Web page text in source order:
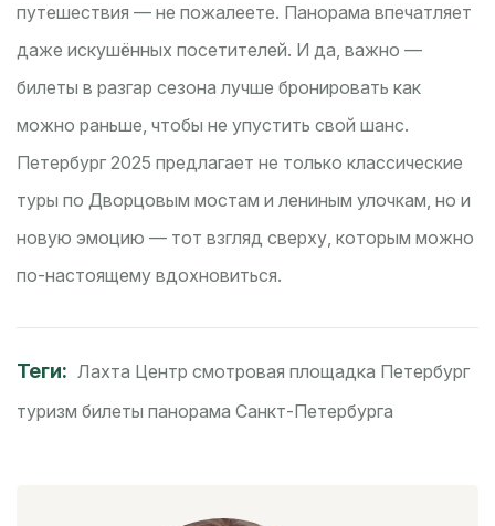
путешествия — не пожалеете. Панорама впечатляет
даже искушённых посетителей. И да, важно —
билеты в разгар сезона лучше бронировать как
можно раньше, чтобы не упустить свой шанс.
Петербург 2025 предлагает не только классические
туры по Дворцовым мостам и лениным улочкам, но и
новую эмоцию — тот взгляд сверху, которым можно
по-настоящему вдохновиться.
Теги: Лахта Центр смотровая площадка Петербург
туризм билеты панорама Санкт-Петербурга